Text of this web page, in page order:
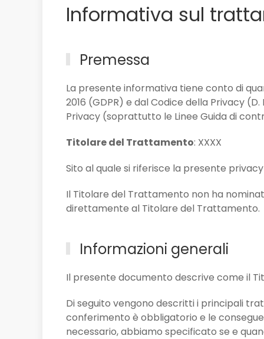
Informativa sul
Premessa
La presente informativa tiene conto di
2016 (GDPR) e dal Codice della Privacy
Privacy (soprattutto le Linee Guida di
Titolare del Trattamento: XXXX
Sito al quale si riferisce la presente privacy
Il Titolare del Trattamento non ha
direttamente al Titolare del Trattamento.
Informazioni generali
Il presente documento descrive come il
Di seguito vengono descritti i principali
conferimento è obbligatorio e le
necessario, abbiamo specificato se e